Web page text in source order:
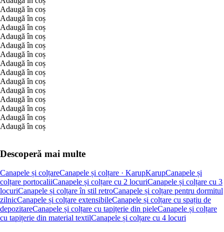
Adaugă în coș
Adaugă în coș
Adaugă în coș
Adaugă în coș
Adaugă în coș
Adaugă în coș
Adaugă în coș
Adaugă în coș
Adaugă în coș
Adaugă în coș
Adaugă în coș
Adaugă în coș
Adaugă în coș
Adaugă în coș
Descoperă mai multe
Canapele și colțareCanapele și colțare · KarupKarupCanapele și
colțare portocaliiCanapele și colțare cu 2 locuriCanapele și colțare cu 3
locuriCanapele și colțare în stil retroCanapele și colțare pentru dormitul
zilnicCanapele și colțare extensibileCanapele și colțare cu spațiu de
depozitareCanapele și colțare cu tapițerie din pieleCanapele și colțare
cu tapițerie din material textilCanapele și colțare cu 4 locuri